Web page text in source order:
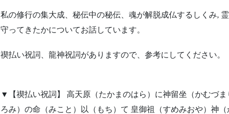
私の修行の集大成、秘伝中の秘伝、魂が解脱成仏するしくみ,
守ってきたかについてお話しています。
禊払い祝詞、龍神祝詞がありますので、参考にしてください。
▼【禊払い祝詞】 高天原（たかまのはら）に神留坐（かむづ
ろみ）の命（みこと）以（もち）て 皇御祖（すめみおや）神